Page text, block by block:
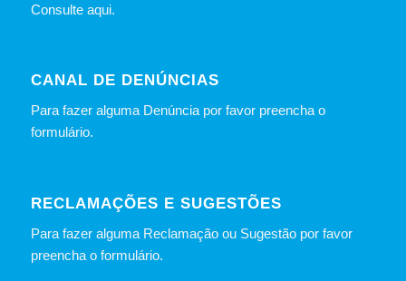
Consulte aqui.
CANAL DE DENÚNCIAS
Para fazer alguma Denúncia por favor preencha o
formulário.
RECLAMAÇÕES E SUGESTÕES
Para fazer alguma Reclamação ou Sugestão por favor
preencha o formulário.